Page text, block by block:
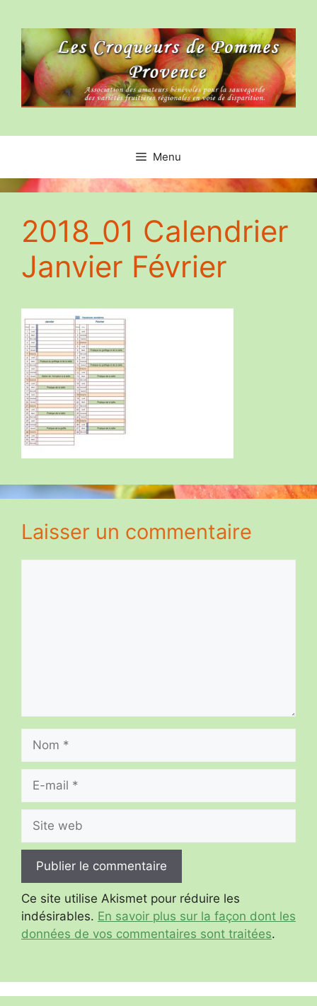
contenu
Menu
2018_01 Calendrier
Janvier Février
Laisser un commentaire
mail
web
Ce site utilise Akismet pour réduire les
indésirables. En savoir plus sur la façon dont les
données de vos commentaires sont traitées.